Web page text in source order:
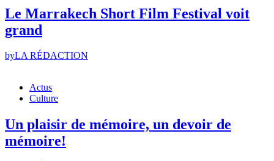
Le Marrakech Short Film Festival voit
grand
byLA RÉDACTION
Actus
Culture
Un plaisir de mémoire, un devoir de
mémoire!